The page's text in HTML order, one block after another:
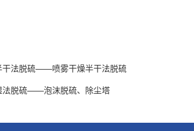
干法脱硫——喷雾干燥半干法脱硫
法脱硫——泡沫脱硫、除尘塔